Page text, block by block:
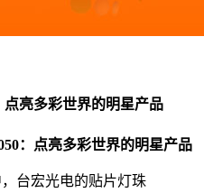
点亮多彩世界的明星产品
：点亮多彩世界的明星产品
台宏光电的贴片灯珠